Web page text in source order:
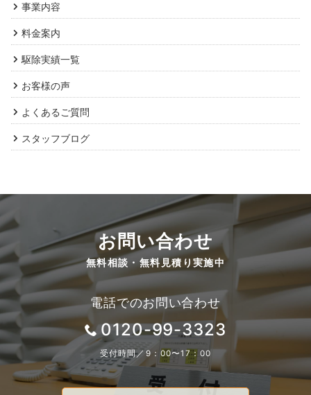
事業内容
料金案内
駆除実績一覧
お客様の声
よくあるご質問
スタッフブログ
お問い合わせ
無料相談・無料見積り実施中
電話でのお問い合わせ
0120-99-3323
受付時間／9：00〜17：00